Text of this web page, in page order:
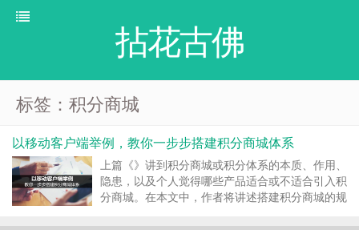
拈花古佛
标签：积分商城
以移动客户端举例，教你一步步搭建积分商城体系
上篇《》讲到积分商城或积分体系的本质、作用、
隐患，以及个人觉得哪些产品适合或不适合引入积
分商城。在本文中，作者将讲述搭建积分商城的规